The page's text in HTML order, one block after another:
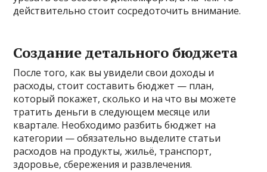
действительно стоит сосредоточить внимание.
Создание детального бюджета
После того, как вы увидели свои доходы и
расходы, стоит составить бюджет — план,
который покажет, сколько и на что вы можете
тратить деньги в следующем месяце или
квартале. Необходимо разбить бюджет на
категории — обязательно выделите статьи
расходов на продукты, жильё, транспорт,
здоровье, сбережения и развлечения.